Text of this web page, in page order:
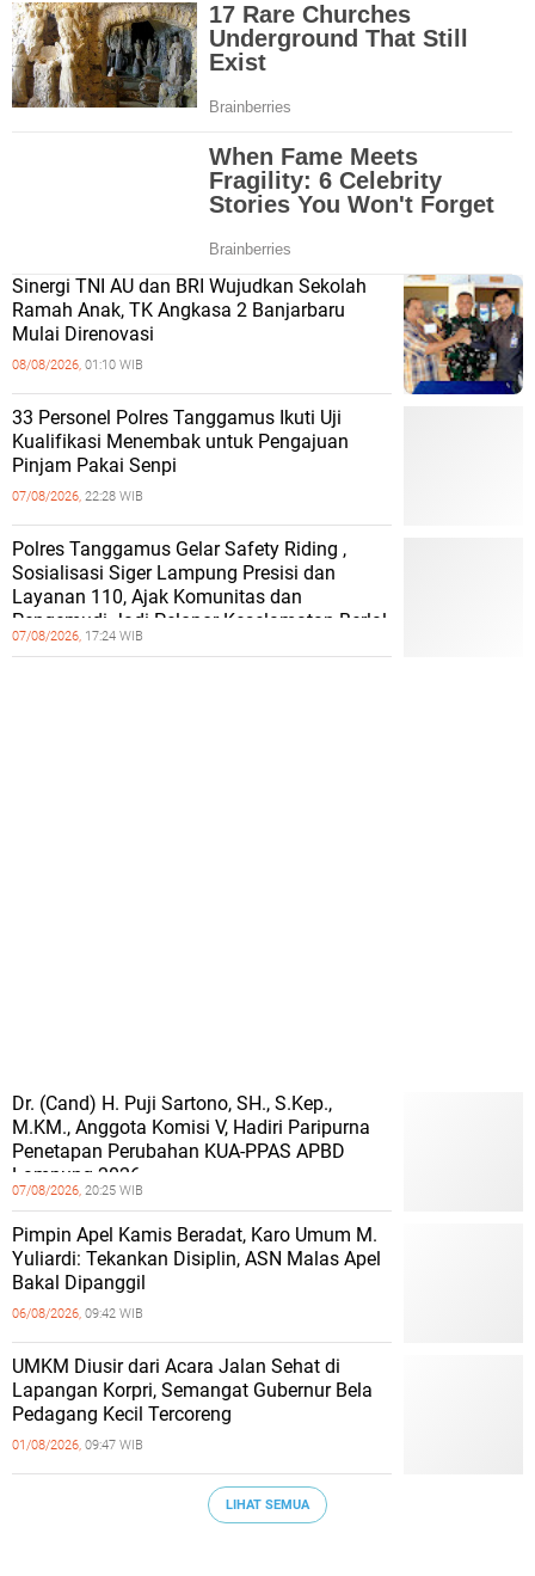
Sinergi TNI AU dan BRI Wujudkan Sekolah
Ramah Anak, TK Angkasa 2 Banjarbaru
Mulai Direnovasi
08/08/2026, 01:10 WIB
33 Personel Polres Tanggamus Ikuti Uji
Kualifikasi Menembak untuk Pengajuan
Pinjam Pakai Senpi
07/08/2026, 22:28 WIB
Polres Tanggamus Gelar Safety Riding ,
Sosialisasi Siger Lampung Presisi dan
Layanan 110, Ajak Komunitas dan
Pengemudi Jadi Pelopor Keselamatan Berlal
07/08/2026, 17:24 WIB
Dr. (Cand) H. Puji Sartono, SH., S.Kep.,
M.KM., Anggota Komisi V, Hadiri Paripurna
Penetapan Perubahan KUA-PPAS APBD
Lampung 2026
07/08/2026, 20:25 WIB
Pimpin Apel Kamis Beradat, Karo Umum M.
Yuliardi: Tekankan Disiplin, ASN Malas Apel
Bakal Dipanggil
06/08/2026, 09:42 WIB
UMKM Diusir dari Acara Jalan Sehat di
Lapangan Korpri, Semangat Gubernur Bela
Pedagang Kecil Tercoreng
01/08/2026, 09:47 WIB
LIHAT SEMUA